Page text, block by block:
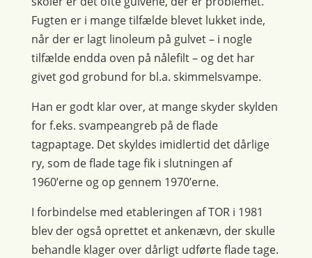
Fugten er i mange tilfælde blevet lukket inde,
når der er lagt linoleum på gulvet – i nogle
tilfælde endda oven på nålefilt – og det har
givet god grobund for bl.a. skimmelsvampe.
Han er godt klar over, at mange skyder skylden
for f.eks. svampeangreb på de flade
tagpaptage. Det skyldes imidlertid det dårlige
ry, som de flade tage fik i slutningen af
1960’erne og op gennem 1970’erne.
I forbindelse med etableringen af TOR i 1981
blev der også oprettet et ankenævn, der skulle
behandle klager over dårligt udførte flade tage.